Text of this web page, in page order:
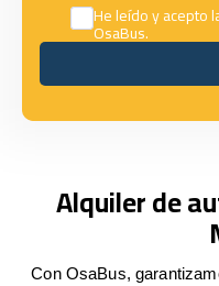
He leído y acepto
OsaBus.
Alquiler de
Con OsaBus,